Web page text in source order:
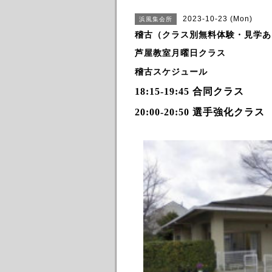
浜風集会所 2023-10-23 (Mon)
稽古（クラス別無料体験・見学
芦屋教室月曜日クラス
稽古スケジュール
18:15-19:45 合同 クラス
20:00-20:50 選手強化クラス